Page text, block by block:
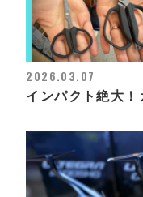
2026.03.07
インパクト絶大